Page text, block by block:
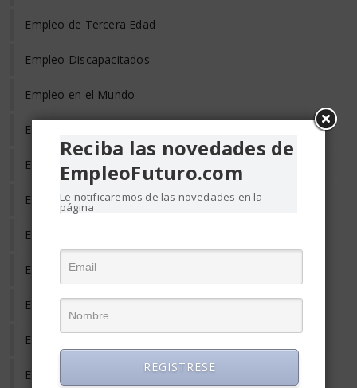
Empleo de Tercera Edad
Empleo Discapacitados
Empleo en el Mundo
Empleo Freelance
Empleo Informal
Empleo Temporal
Emprendedores
Entrevista de Trabajo
Equilibrio Vida y Trabajo
Estrés Laboral
Evaluación del Desempeño
Reciba las novedades de
EmpleoFuturo.com
Le notificaremos de las novedades en la
página
REGISTRESE